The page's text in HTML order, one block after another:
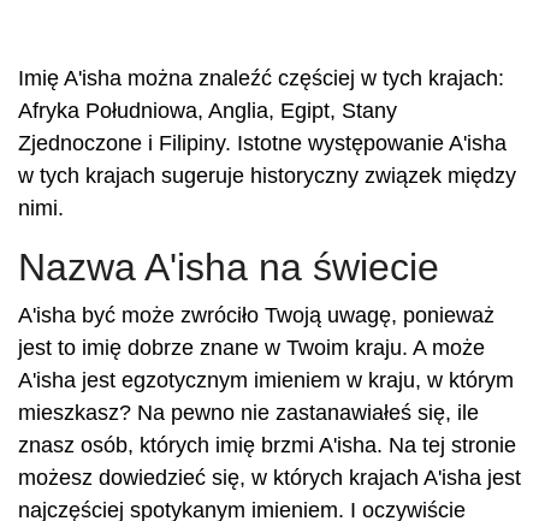
Imię A'isha można znaleźć częściej w tych krajach:
Afryka Południowa, Anglia, Egipt, Stany
Zjednoczone i Filipiny. Istotne występowanie A'isha
w tych krajach sugeruje historyczny związek między
nimi.
Nazwa A'isha na świecie
A'isha być może zwróciło Twoją uwagę, ponieważ
jest to imię dobrze znane w Twoim kraju. A może
A'isha jest egzotycznym imieniem w kraju, w którym
mieszkasz? Na pewno nie zastanawiałeś się, ile
znasz osób, których imię brzmi A'isha. Na tej stronie
możesz dowiedzieć się, w których krajach A'isha jest
najczęściej spotykanym imieniem. I oczywiście